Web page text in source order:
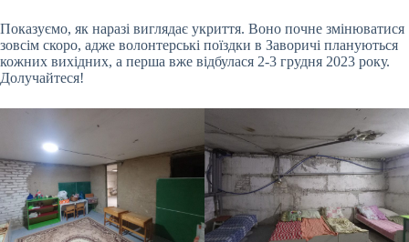
Показуємо, як наразі виглядає укриття. Воно почне змінюватися
зовсім скоро, адже волонтерські поїздки в Заворичі плануються
кожних вихідних, а перша вже відбулася 2-3 грудня 2023 року.
Долучайтеся!